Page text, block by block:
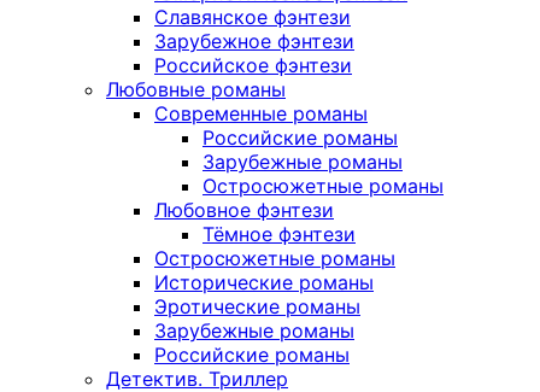
Славянское фэнтези
Зарубежное фэнтези
Российское фэнтези
Любовные романы
Современные романы
Российские романы
Зарубежные романы
Остросюжетные романы
Любовное фэнтези
Тёмное фэнтези
Остросюжетные романы
Исторические романы
Эротические романы
Зарубежные романы
Российские романы
Детектив. Триллер